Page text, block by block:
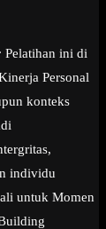
Pelatihan ini di
Personal
konteks
individu
untuk Momen